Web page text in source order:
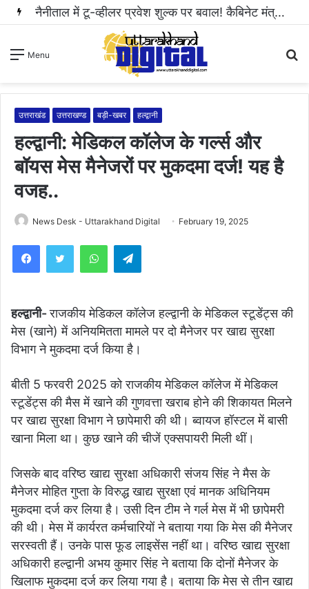
नैनीताल में टू-व्हीलर प्रवेश शुल्क पर बवाल! कैबिनेट मंत्री राम सिंह कैड़ा ने रुकवाई वसूली..
Menu
उत्तराखंड उत्तराखण्ड बड़ी-खबर हल्द्वानी
हल्द्वानी: मेडिकल कॉलेज के गर्ल्स और
बॉयस मेस मैनेजरों पर मुकदमा दर्ज! यह है
वजह..
News Desk - Uttarakhand Digital February 19, 2025
WhatsAppTelegram
हल्द्वानी-राजकीय मेडिकल कॉलेज हल्द्वानी के मेडिकल स्टूडेंट्स की
मेस (खाने) में अनियमितता मामले पर दो मैनेजर पर खाद्य सुरक्षा
विभाग ने मुकदमा दर्ज किया है।
बीती 5 फरवरी 2025 को राजकीय मेडिकल कॉलेज में मेडिकल
स्टूडेंट्स की मैस में खाने की गुणवत्ता खराब होने की शिकायत मिलने
पर खाद्य सुरक्षा विभाग ने छापेमारी की थी। ब्वायज हॉस्टल में बासी
खाना मिला था। कुछ खाने की चीजें एक्सपायरी मिली थीं।
जिसके बाद वरिष्ठ खाद्य सुरक्षा अधिकारी संजय सिंह ने मैस के
मैनेजर मोहित गुप्ता के विरुद्ध खाद्य सुरक्षा एवं मानक अधिनियम
मुकदमा दर्ज कर लिया है। उसी दिन टीम ने गर्ल मेस में भी छापेमरी
की थी। मेस में कार्यरत कर्मचारियों ने बताया गया कि मेस की मैनेजर
सरस्वती हैं। उनके पास फूड लाइसेंस नहीं था। वरिष्ठ खाद्य सुरक्षा
अधिकारी हल्द्वानी अभय कुमार सिंह ने बताया कि दोनों मैनेजर के
खिलाफ मुकदमा दर्ज कर लिया गया है। बताया कि मेस से तीन खाद्य